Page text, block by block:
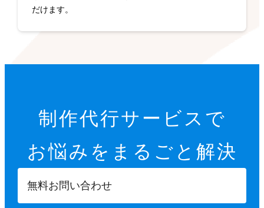
だけます。
制作代行サービスで
お悩みを まるごと解決
無料お問い合わせ